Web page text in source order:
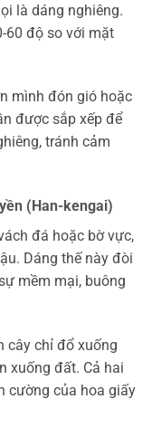
là dáng nghiêng.
60 độ so với mặt
mình đón gió hoặc
được sắp xếp để
tránh cảm
(Han-kengai)
đá hoặc bờ vực,
Dáng thế này đòi
mềm mại, buông
cây chỉ đổ xuống
xuống đất. Cả hai
cường của hoa giấy